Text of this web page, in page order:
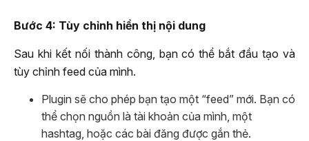
Bước 4: Tùy chỉnh hiển thị nội dung
Sau khi kết nối thành công, bạn có thể bắt đầu tạo và
tùy chỉnh feed của mình.
Plugin sẽ cho phép bạn tạo một “feed” mới. Bạn có
thể chọn nguồn là tài khoản của mình, một
hashtag, hoặc các bài đăng được gắn thẻ.